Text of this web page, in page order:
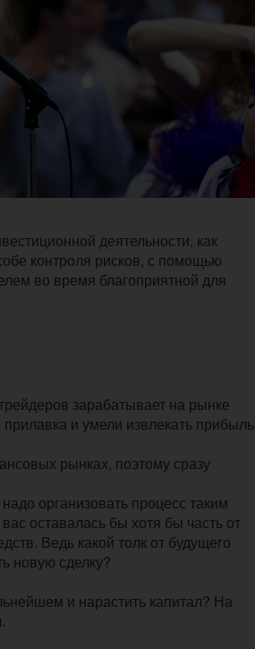
деятельности, как
контроля рисков, с помощью
во время благоприятной для
зарабатывает на рынке
и умели извлекать прибыль
рынках, поэтому сразу
организовать процесс таким
оставалась бы хотя бы часть от
Ведь какой толк от будущего
новую сделку?
и нарастить капитал? На